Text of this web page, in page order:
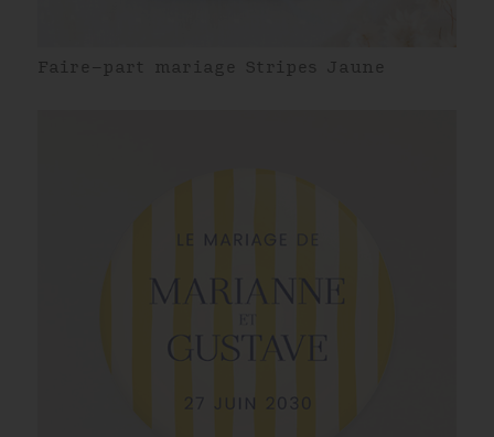
Faire-part mariage Stripes Jaune